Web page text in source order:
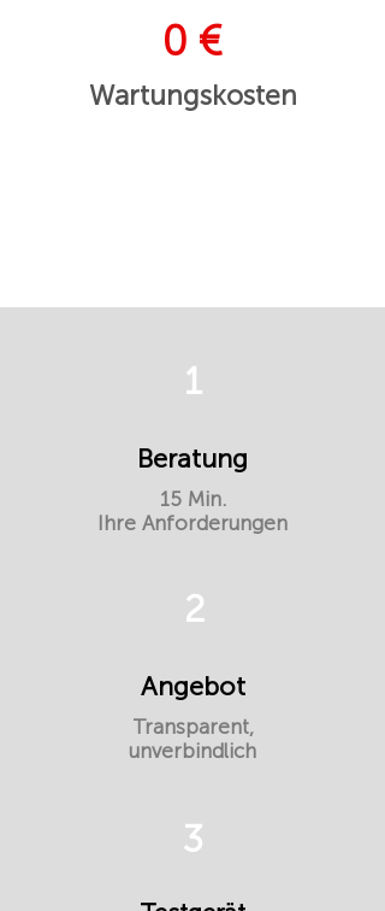
0 €
Wartungskosten
1
Beratung
15 Min.
Ihre Anforderungen
2
Angebot
Transparent,
unverbindlich
3